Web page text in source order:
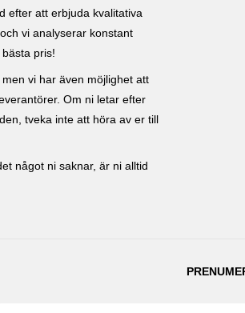
efter att erbjuda kvalitativa
vi analyserar konstant
pris!
vi har även möjlighet att
Om ni letar efter
tveka inte att höra av er till
något ni saknar, är ni alltid